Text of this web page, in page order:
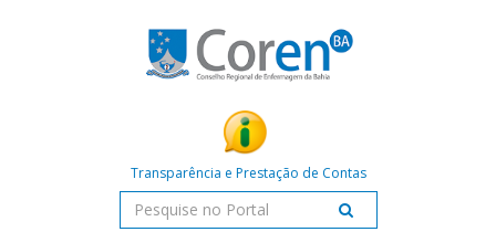
Transparência e Prestação de Contas